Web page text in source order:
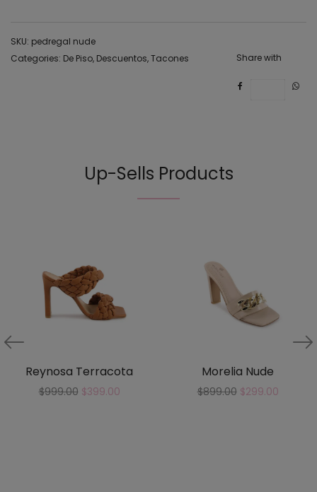
SKU: pedregal nude
Categories: De Piso, Descuentos,Tacones Share with
Up-Sells Products
Reynosa Terracota
$999.00 $399.00
Morelia Nude
$899.00 $299.00